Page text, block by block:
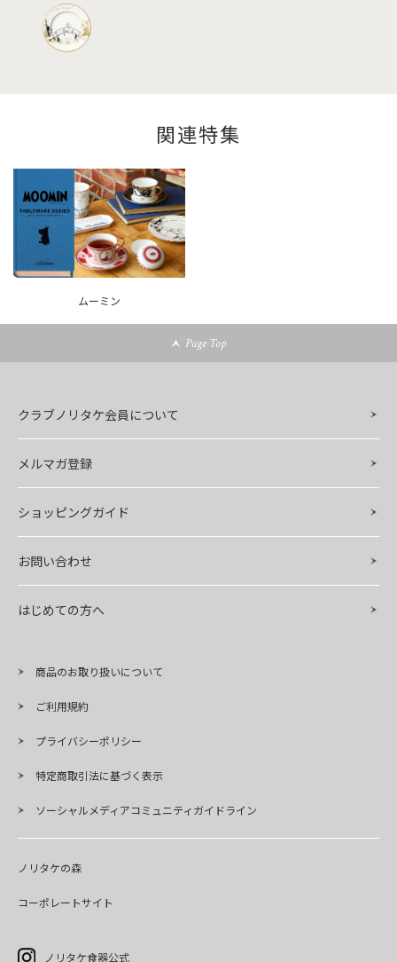
関連特集
ムーミン
Page Top
クラブノリタケ会員について
メルマガ登録
ショッピングガイド
お問い合わせ
はじめての方へ
商品のお取り扱いについて
ご利用規約
プライバシーポリシー
特定商取引法に基づく表示
ソーシャルメディアコミュニティガイドライン
ノリタケの森
コーポレートサイト
ノリタケ食器公式